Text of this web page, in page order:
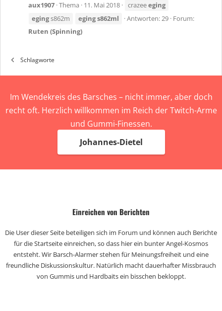
aux1907 Thema 11. Mai 2018 crazeeeging
egings862m egings862ml Antworten: 29 Forum:
Ruten (Spinning)
Schlagworte
Im Wendekreis des Barsches – nicht immer, aber doch
recht oft. Herzlich willkommen im Reich der Twitch-Arme
und Gummi-Finessen.
Johannes-Dietel
Einreichen von Berichten
Die User dieser Seite beteiligen sich im Forum und können auch Berichte
für die Startseite einreichen, so dass hier ein bunter Angel-Kosmos
entsteht. Wir Barsch-Alarmer stehen für Meinungsfreiheit und eine
freundliche Diskussionskultur. Natürlich macht dauerhafter Missbrauch
von Gummis und Hardbaits ein bisschen bekloppt.